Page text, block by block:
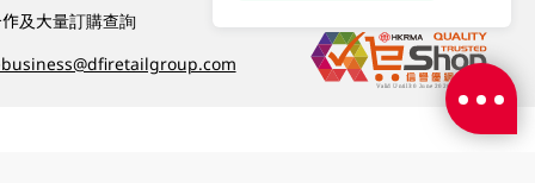
及大量訂購查詢